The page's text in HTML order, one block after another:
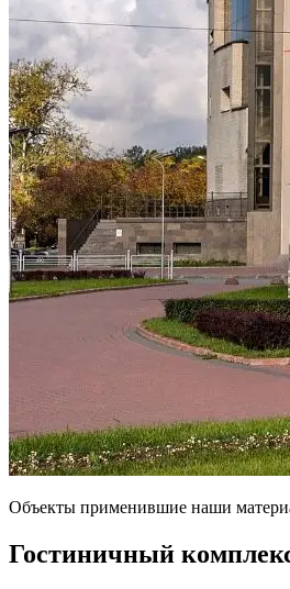
Объекты применившие наши
Гостиничный